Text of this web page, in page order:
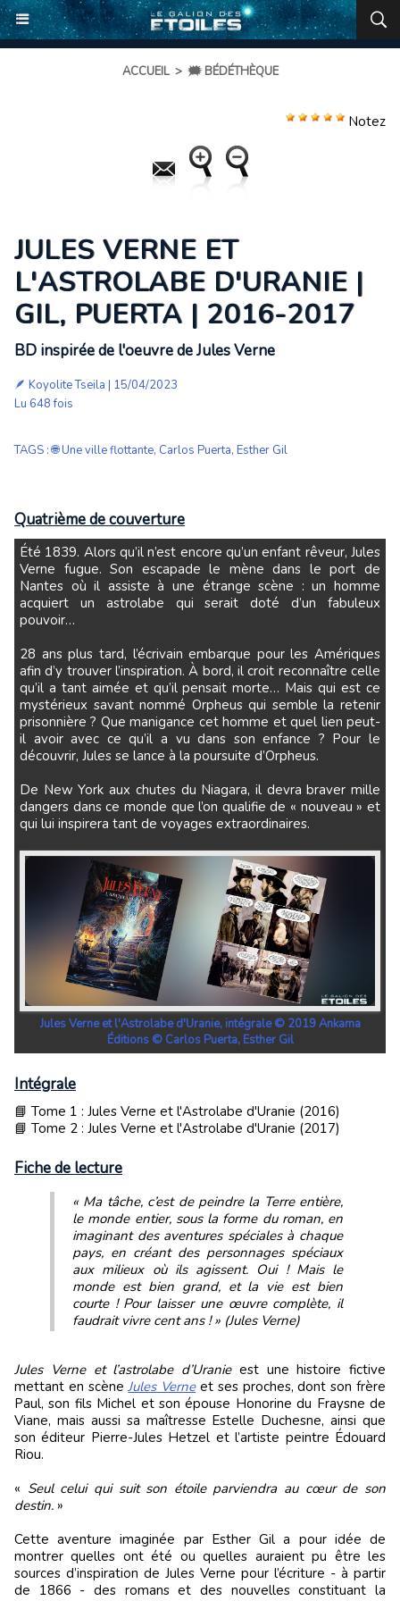
ACCUEIL > 🗯️ BÉDÉTHÈQUE
Notez
JULES VERNE ET
L'ASTROLABE D'URANIE |
GIL, PUERTA | 2016-2017
BD inspirée de l'oeuvre de Jules Verne
🪶 Koyolite Tseila | 15/04/2023
Lu 648 fois
TAGS :🌐 Une ville flottante, Carlos Puerta, Esther Gil
Quatrième de couverture
Été 1839. Alors qu’il n’est encore qu’un enfant rêveur, Jules
Verne fugue. Son escapade le mène dans le port de
Nantes où il assiste à une étrange scène : un homme
acquiert un astrolabe qui serait doté d’un fabuleux
pouvoir…
28 ans plus tard, l’écrivain embarque pour les Amériques
afin d’y trouver l’inspiration. À bord, il croit reconnaître celle
qu’il a tant aimée et qu’il pensait morte… Mais qui est ce
mystérieux savant nommé Orpheus qui semble la retenir
prisonnière ? Que manigance cet homme et quel lien peut-
il avoir avec ce qu’il a vu dans son enfance ? Pour le
découvrir, Jules se lance à la poursuite d’Orpheus.
De New York aux chutes du Niagara, il devra braver mille
dangers dans ce monde que l’on qualifie de « nouveau » et
qui lui inspirera tant de voyages extraordinaires.
Jules Verne et l'Astrolabe d'Uranie, intégrale © 2019 Ankama
Éditions © Carlos Puerta, Esther Gil
Intégrale
📘 Tome 1 : Jules Verne et l'Astrolabe d'Uranie (2016)
📘 Tome 2 : Jules Verne et l'Astrolabe d'Uranie (2017)
Fiche de lecture
« Ma tâche, c’est de peindre la Terre entière,
le monde entier, sous la forme du roman, en
imaginant des aventures spéciales à chaque
pays, en créant des personnages spéciaux
aux milieux où ils agissent. Oui ! Mais le
monde est bien grand, et la vie est bien
courte ! Pour laisser une œuvre complète, il
faudrait vivre cent ans ! » (Jules Verne)
Jules Verne et l’astrolabe d’Uranieest une histoire fictive
mettant en scèneJules Verneet ses proches, dont son frère
Paul, son fils Michel et son épouse Honorine du Fraysne de
Viane, mais aussi sa maîtresse Estelle Duchesne, ainsi que
son éditeur Pierre-Jules Hetzel et l’artiste peintre Édouard
Riou.
« Seul celui qui suit son étoile parviendra au cœur de son
destin. »
Cette aventure imaginée par Esther Gil a pour idée de
montrer quelles ont été ou quelles auraient pu être les
sources d’inspiration de Jules Verne pour l’écriture - à partir
de 1866 - des romans et des nouvelles constituant la